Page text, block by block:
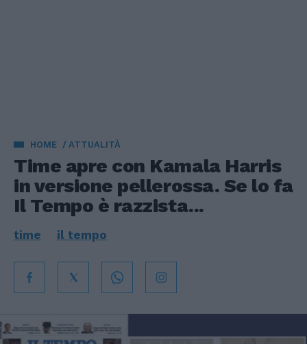
HOME ATTUALITÀ
Time apre con Kamala Harris
in versione pellerossa. Se lo fa
Il Tempo è razzista...
time il tempo